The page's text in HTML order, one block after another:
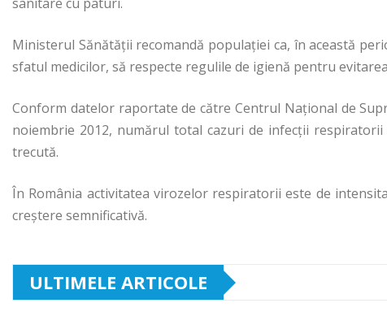
Ministerul Sănătăţii recomandă populaţiei ca, în această
sfatul medicilor, să respecte regulile de igienă pentru
Conform datelor raportate de către Centrul Naţional de
noiembrie 2012, numărul total cazuri de infecţii
trecută.
În România activitatea virozelor respiratorii este de
creştere semnificativă.
ULTIMELE ARTICOLE